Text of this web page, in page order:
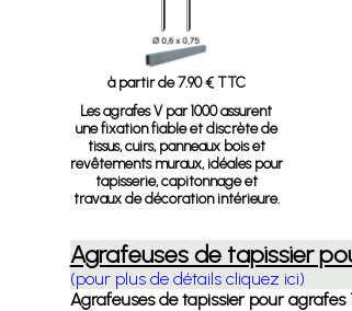
à partir de 7.90 € TTC
Les agrafes V par 1000 assurent
une fixation fiable et discrète de
tissus, cuirs, panneaux bois et
revêtements muraux, idéales pour
tapisserie, capitonnage et
travaux de décoration intérieure.
Agrafeuses de tapissier
(pour plus de détails cliquez ici)
Agrafeuses de tapissier pour agrafes